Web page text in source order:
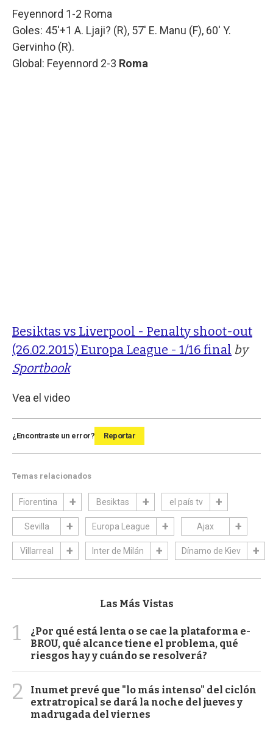
Feyennord 1-2 Roma
Goles: 45'+1 A. Ljaji? (R), 57' E. Manu (F), 60' Y.
Gervinho (R).
Global: Feyennord 2-3 Roma
Besiktas vs Liverpool - Penalty shoot-out
(26.02.2015) Europa League - 1/16 final by
Sportbook
Vea el video
¿Encontraste un error? Reportar
Temas relacionados
Fiorentina Besiktas el país tv
Sevilla Europa League Ajax
Villarreal Inter de Milán Dínamo de Kiev
Las Más Vistas
1
¿Por qué está lenta o se cae la plataforma e-
BROU, qué alcance tiene el problema, qué
riesgos hay y cuándo se resolverá?
2
Inumet prevé que "lo más intenso" del ciclón
extratropical se dará la noche del jueves y
madrugada del viernes